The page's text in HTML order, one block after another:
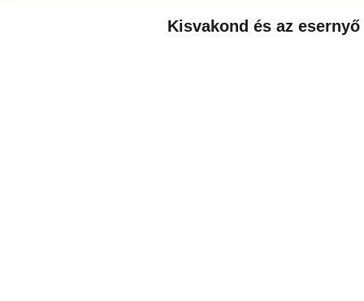
Kisvakond és az esernyő